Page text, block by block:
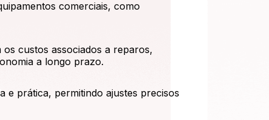
comerciais, como
os custos associados a reparos,
a longo prazo.
e prática, permitindo ajustes precisos